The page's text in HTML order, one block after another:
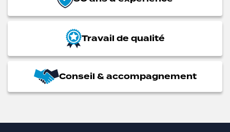
Travail de qualité
Conseil & accompagnement